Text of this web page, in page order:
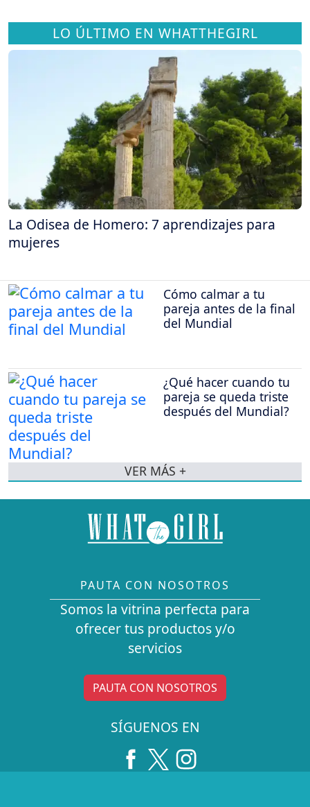
LO ÚLTIMO EN WHATTHEGIRL
La Odisea de Homero: 7 aprendizajes para
mujeres
Cómo calmar a tu
pareja antes de la final
del Mundial
¿Qué hacer cuando tu
pareja se queda triste
después del Mundial?
VER MÁS +
PAUTA CON NOSOTROS
Somos la vitrina perfecta para
ofrecer tus productos y/o
servicios
PAUTA CON NOSOTROS
SÍGUENOS EN